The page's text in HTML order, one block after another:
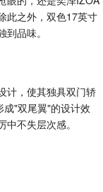
此之外，双色17英寸
品味。
计，使其独具双门轿
"双尾翼"的设计效
不失层次感。